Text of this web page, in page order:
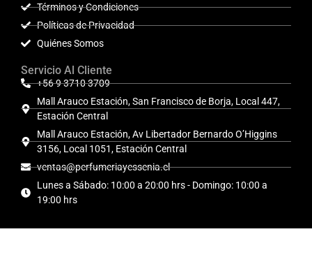
Términos y Condiciones
Políticas de Privacidad
Quiénes Somos
Servicio Al Cliente
+56 9 3710 3709
Mall Arauco Estación, San Francisco de Borja, Local 447,
Estación Central
Mall Arauco Estación, Av Libertador Bernardo O’Higgins
3156, Local 1051, Estación Central
ventas@perfumeriayessenia.cl
Lunes a Sábado: 10:00 a 20:00 hrs - Domingo: 10:00 a
19:00 hrs